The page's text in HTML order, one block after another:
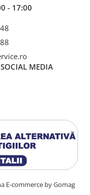
- 17:00
MEDIA
E-commerce by Gomag